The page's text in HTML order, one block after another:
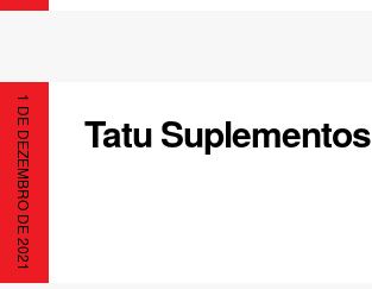
1 DE DEZEMBRO DE 2021 Tatu Suplementos